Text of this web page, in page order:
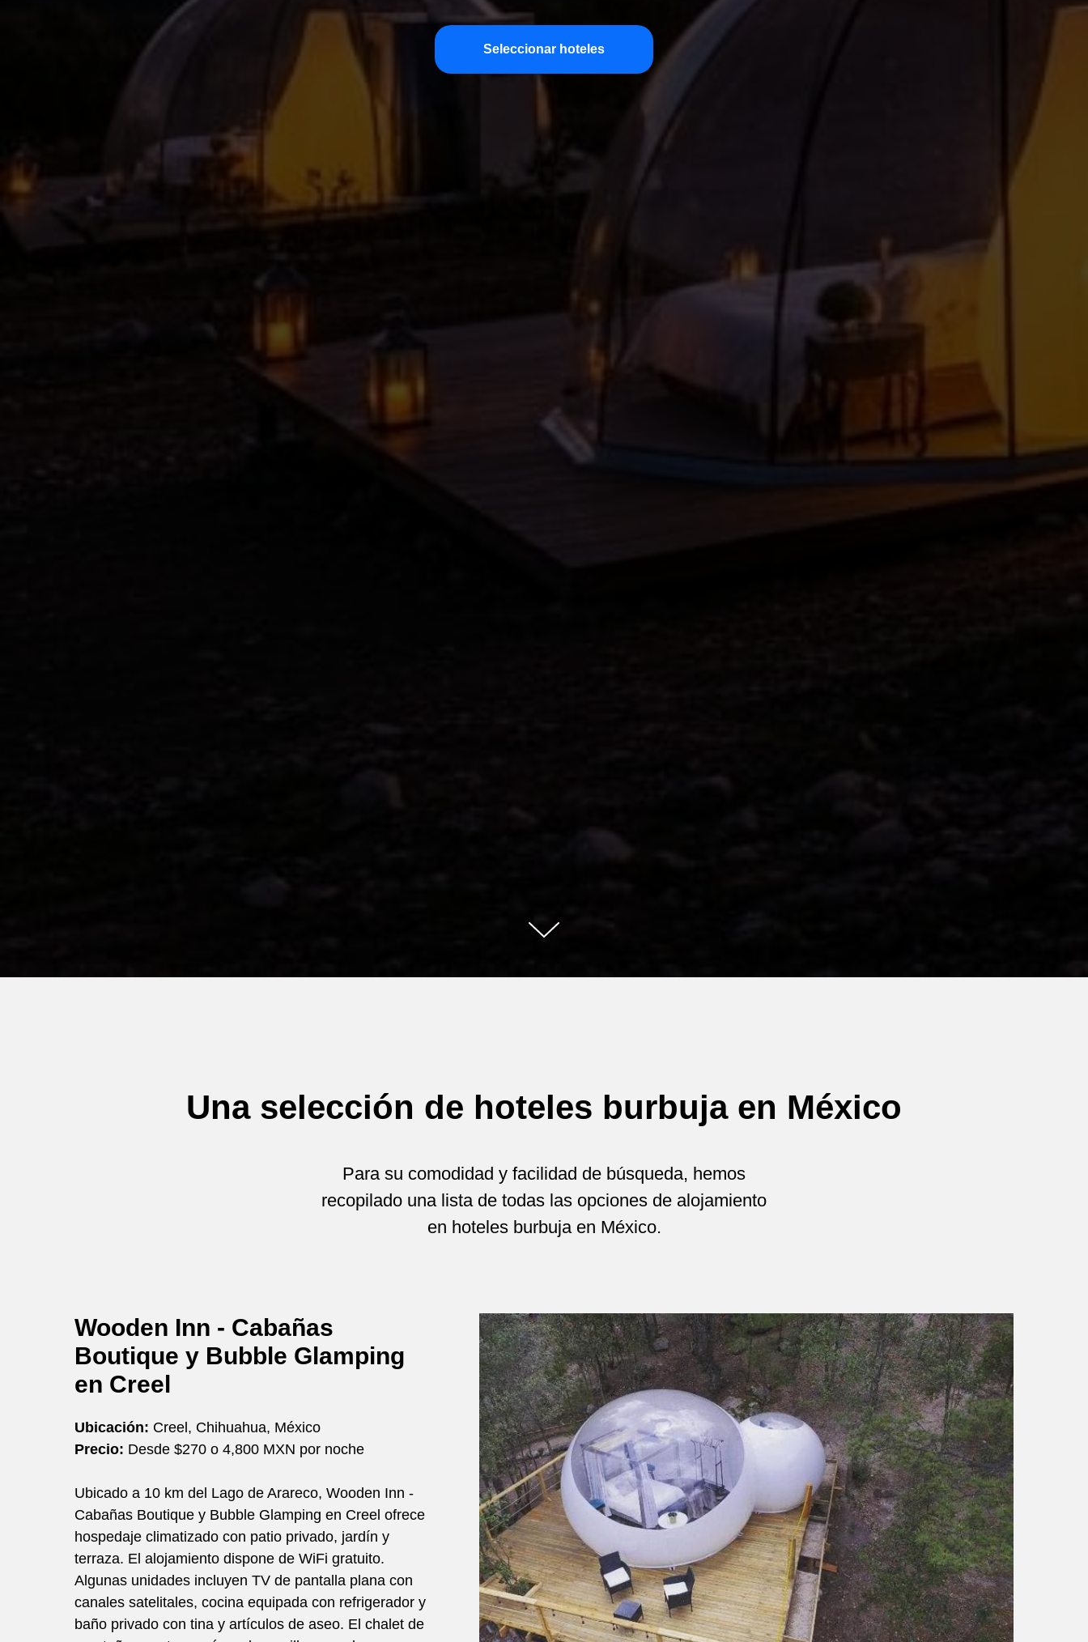
Seleccionar hoteles
Una selección de hoteles burbuja en México
Para su comodidad y facilidad de búsqueda, hemos
recopilado una lista de todas las opciones de alojamiento
en hoteles burbuja en México.
Wooden Inn - Cabañas
Boutique y Bubble Glamping
en Creel
Ubicación: Creel, Chihuahua, México
Precio: Desde $270 o 4,800 MXN por noche
Ubicado a 10 km del Lago de Arareco, Wooden Inn -
Cabañas Boutique y Bubble Glamping en Creel ofrece
hospedaje climatizado con patio privado, jardín y
terraza. El alojamiento dispone de WiFi gratuito.
Algunas unidades incluyen TV de pantalla plana con
canales satelitales, cocina equipada con refrigerador y
baño privado con tina y artículos de aseo. El chalet de